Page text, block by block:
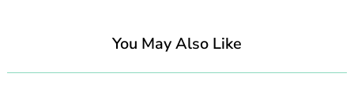
You May Also Like